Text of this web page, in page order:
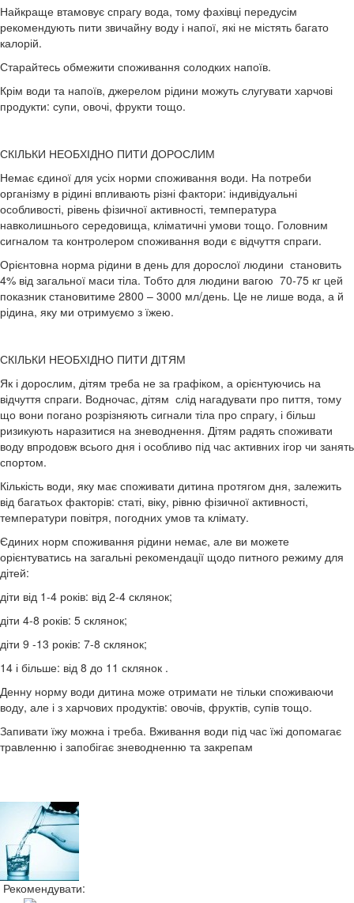
Найкраще втамовує спрагу вода, тому фахівці передусім
рекомендують пити звичайну воду і напої, які не містять багато
калорій.
Старайтесь обмежити споживання солодких напоїв.
Крім води та напоїв, джерелом рідини можуть слугувати харчові
продукти: супи, овочі, фрукти тощо.
СКІЛЬКИ НЕОБХІДНО ПИТИ ДОРОСЛИМ
Немає єдиної для усіх норми споживання води. На потреби
організму в рідині впливають різні фактори: індивідуальні
особливості, рівень фізичної активності, температура
навколишнього середовища, кліматичні умови тощо. Головним
сигналом та контролером споживання води є відчуття спраги.
Орієнтовна норма рідини в день для дорослої людини становить
4% від загальної маси тіла. Тобто для людини вагою 70-75 кг цей
показник становитиме 2800 – 3000 мл/день. Це не лише вода, а й
рідина, яку ми отримуємо з їжею.
СКІЛЬКИ НЕОБХІДНО ПИТИ ДІТЯМ
Як і дорослим, дітям треба не за графіком, а орієнтуючись на
відчуття спраги. Водночас, дітям слід нагадувати про пиття, тому
що вони погано розрізняють сигнали тіла про спрагу, і більш
ризикують наразитися на зневоднення. Дітям радять споживати
воду впродовж всього дня і особливо під час активних ігор чи занять
спортом.
Кількість води, яку має споживати дитина протягом дня, залежить
від багатьох факторів: статі, віку, рівню фізичної активності,
температури повітря, погодних умов та клімату.
Єдиних норм споживання рідини немає, але ви можете
орієнтуватись на загальні рекомендації щодо питного режиму для
дітей:
діти від 1-4 років: від 2-4 склянок;
діти 4-8 років: 5 склянок;
діти 9 -13 років: 7-8 склянок;
14 і більше: від 8 до 11 склянок .
Денну норму води дитина може отримати не тільки споживаючи
воду, але і з харчових продуктів: овочів, фруктів, супів тощо.
Запивати їжу можна і треба. Вживання води під час їжі допомагає
травленню і запобігає зневодненню та закрепам
Рекомендувати: